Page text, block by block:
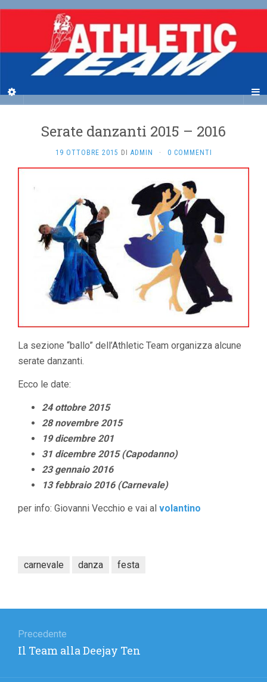
Serate danzanti 2015 – 2016
19 OTTOBRE 2015 DI ADMIN · 0 COMMENTI
La sezione “ballo” dell’Athletic Team organizza alcune
serate danzanti.
Ecco le date:
24 ottobre 2015
28 novembre 2015
19 dicembre 201
31 dicembre 2015 (Capodanno)
23 gennaio 2016
13 febbraio 2016 (Carnevale)
per info: Giovanni Vecchio e vai al volantino
carnevale danza festa
articoli
Precedente
Articolo
Il Team alla Deejay Ten